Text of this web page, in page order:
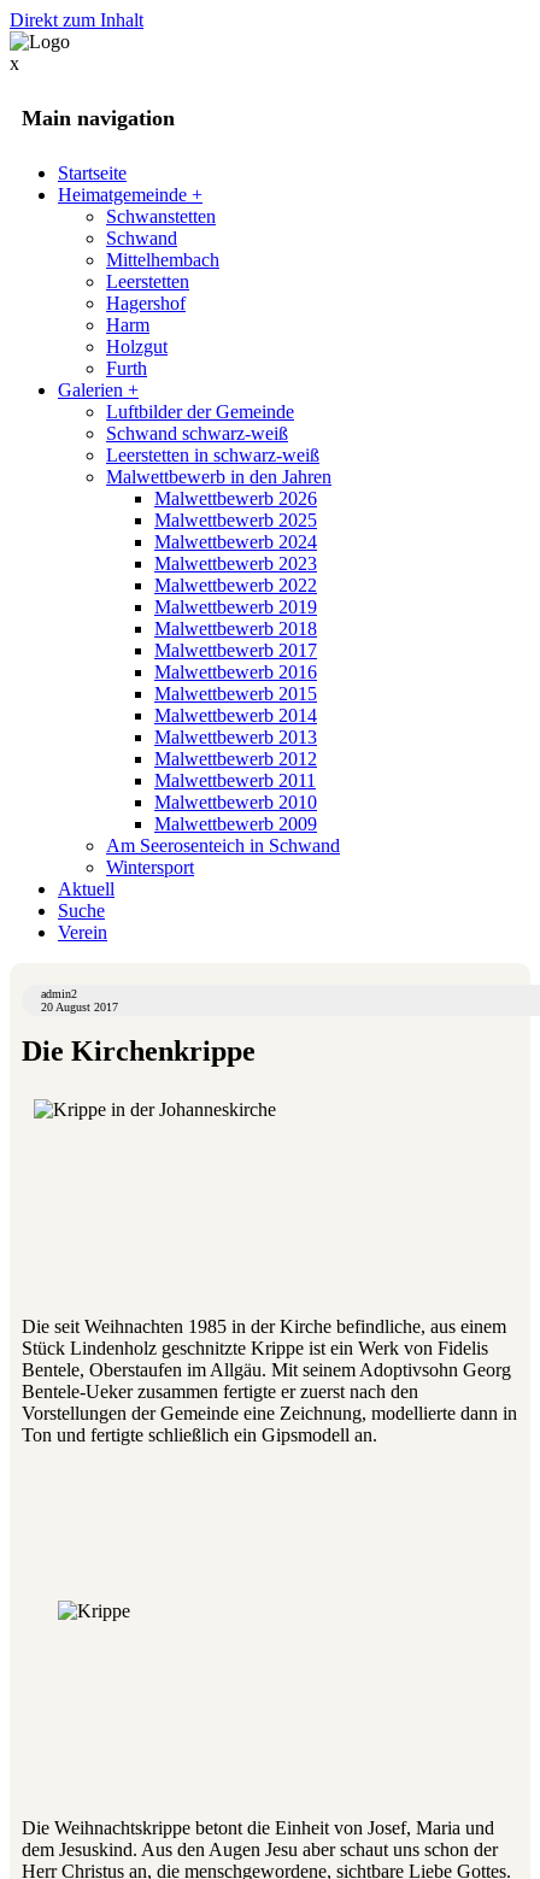
Direkt zum Inhalt
x
Main navigation
Startseite
Heimatgemeinde +
Schwanstetten
Schwand
Mittelhembach
Leerstetten
Hagershof
Harm
Holzgut
Furth
Galerien +
Luftbilder der Gemeinde
Schwand schwarz-weiß
Leerstetten in schwarz-weiß
Malwettbewerb in den Jahren
Malwettbewerb 2026
Malwettbewerb 2025
Malwettbewerb 2024
Malwettbewerb 2023
Malwettbewerb 2022
Malwettbewerb 2019
Malwettbewerb 2018
Malwettbewerb 2017
Malwettbewerb 2016
Malwettbewerb 2015
Malwettbewerb 2014
Malwettbewerb 2013
Malwettbewerb 2012
Malwettbewerb 2011
Malwettbewerb 2010
Malwettbewerb 2009
Am Seerosenteich in Schwand
Wintersport
Aktuell
Suche
Verein
admin2
20 August 2017
Die Kirchenkrippe
Die seit Weihnachten 1985 in der Kirche befindliche, aus einem
Stück Lindenholz geschnitzte Krippe ist ein Werk von Fidelis
Bentele, Oberstaufen im Allgäu. Mit seinem Adoptivsohn Georg
Bentele-Ueker zusammen fertigte er zuerst nach den
Vorstellungen der Gemeinde eine Zeichnung, modellierte dann in
Ton und fertigte schließlich ein Gipsmodell an.
Die Weihnachtskrippe betont die Einheit von Josef, Maria und
dem Jesuskind. Aus den Augen Jesu aber schaut uns schon der
Herr Christus an, die menschgewordene, sichtbare Liebe Gottes.